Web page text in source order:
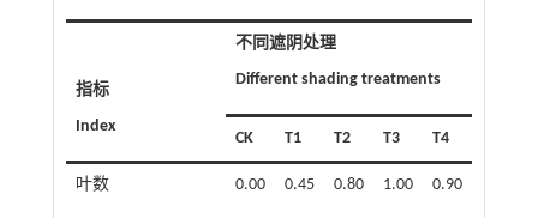
指标
Index
不同遮阴处理
Different shading treatments
CK T1 T2 T3 T4
叶数 0.00 0.45 0.80 1.00 0.90